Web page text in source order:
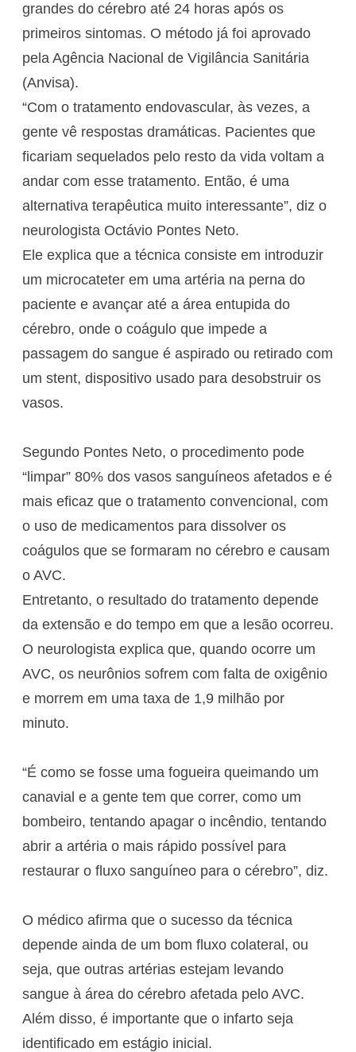
grandes do cérebro até 24 horas após os
primeiros sintomas. O método já foi aprovado
pela Agência Nacional de Vigilância Sanitária
(Anvisa).
“Com o tratamento endovascular, às vezes, a
gente vê respostas dramáticas. Pacientes que
ficariam sequelados pelo resto da vida voltam a
andar com esse tratamento. Então, é uma
alternativa terapêutica muito interessante”, diz o
neurologista Octávio Pontes Neto.
Ele explica que a técnica consiste em introduzir
um microcateter em uma artéria na perna do
paciente e avançar até a área entupida do
cérebro, onde o coágulo que impede a
passagem do sangue é aspirado ou retirado com
um stent, dispositivo usado para desobstruir os
vasos.
Segundo Pontes Neto, o procedimento pode
“limpar” 80% dos vasos sanguíneos afetados e é
mais eficaz que o tratamento convencional, com
o uso de medicamentos para dissolver os
coágulos que se formaram no cérebro e causam
o AVC.
Entretanto, o resultado do tratamento depende
da extensão e do tempo em que a lesão ocorreu.
O neurologista explica que, quando ocorre um
AVC, os neurônios sofrem com falta de oxigênio
e morrem em uma taxa de 1,9 milhão por
minuto.
“É como se fosse uma fogueira queimando um
canavial e a gente tem que correr, como um
bombeiro, tentando apagar o incêndio, tentando
abrir a artéria o mais rápido possível para
restaurar o fluxo sanguíneo para o cérebro”, diz.
O médico afirma que o sucesso da técnica
depende ainda de um bom fluxo colateral, ou
seja, que outras artérias estejam levando
sangue à área do cérebro afetada pelo AVC.
Além disso, é importante que o infarto seja
identificado em estágio inicial.